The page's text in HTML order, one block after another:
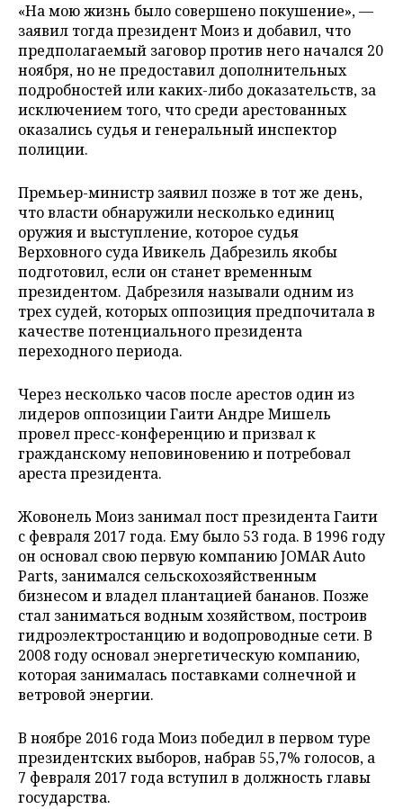
«На мою жизнь было совершено покушение», —
заявил тогда президент Моиз и добавил, что
предполагаемый заговор против него начался 20
ноября, но не предоставил дополнительных
подробностей или каких-либо доказательств, за
исключением того, что среди арестованных
оказались судья и генеральный инспектор
полиции.
Премьер-министр заявил позже в тот же день,
что власти обнаружили несколько единиц
оружия и выступление, которое судья
Верховного суда Ивикель Дабрезиль якобы
подготовил, если он станет временным
президентом. Дабрезиля называли одним из
трех судей, которых оппозиция предпочитала в
качестве потенциального президента
переходного периода.
Через несколько часов после арестов один из
лидеров оппозиции Гаити Андре Мишель
провел пресс-конференцию и призвал к
гражданскому неповиновению и потребовал
ареста президента.
Жовонель Моиз занимал пост президента Гаити
с февраля 2017 года. Ему было 53 года. В 1996 году
он основал свою первую компанию JOMAR Auto
Parts, занимался сельскохозяйственным
бизнесом и владел плантацией бананов. Позже
стал заниматься водным хозяйством, построив
гидроэлектростанцию и водопроводные сети. В
2008 году основал энергетическую компанию,
которая занималась поставками солнечной и
ветровой энергии.
В ноябре 2016 года Моиз победил в первом туре
президентских выборов, набрав 55,7% голосов, а
7 февраля 2017 года вступил в должность главы
государства.